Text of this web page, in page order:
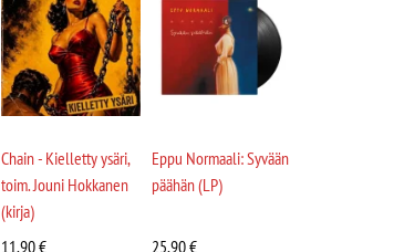
Chain - Kielletty ysäri,
toim. Jouni Hokkanen
(kirja)
11,90€
Eppu Normaali: Syvään
päähän (LP)
25,90€